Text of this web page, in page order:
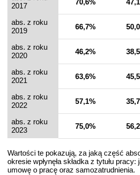
2017
70,6%
abs. z roku
2019
66,7%
abs. z roku
2020
46,2%
abs. z roku
2021
63,6%
abs. z roku
2022
57,1%
abs. z roku
2023
75,0%
Wartości te pokazują, za jaką część
okresie wpłynęła składka z tytułu
umowę o pracę oraz samozatrudnienia.